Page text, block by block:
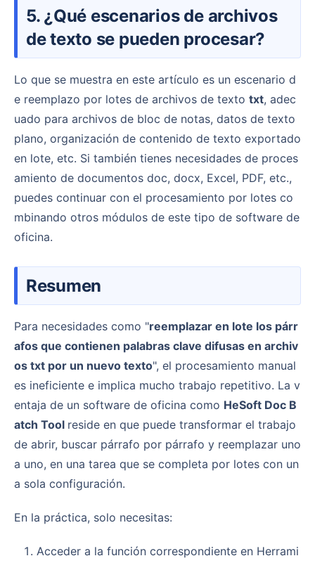
5. ¿Qué escenarios de archivos
de texto se pueden procesar?
Lo que se muestra en este artículo es un escenario d
e reemplazo por lotes de archivos de texto txt, adec
uado para archivos de bloc de notas, datos de texto
plano, organización de contenido de texto exportado
en lote, etc. Si también tienes necesidades de proces
amiento de documentos doc, docx, Excel, PDF, etc.,
puedes continuar con el procesamiento por lotes co
mbinando otros módulos de este tipo de software de
oficina.
Resumen
Para necesidades como "reemplazar en lote los párr
afos que contienen palabras clave difusas en archiv
os txt por un nuevo texto", el procesamiento manual
es ineficiente e implica mucho trabajo repetitivo. La v
entaja de un software de oficina como HeSoft Doc B
atch Tool reside en que puede transformar el trabajo
de abrir, buscar párrafo por párrafo y reemplazar uno
a uno, en una tarea que se completa por lotes con un
a sola configuración.
En la práctica, solo necesitas:
Acceder a la función correspondiente en Herrami